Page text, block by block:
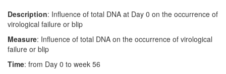
Description: Influence of total DNA at Day 0 on the occurrence of
virological failure or blip
Measure: Influence of total DNA on the occurrence of virological
failure or blip
Time: from Day 0 to week 56